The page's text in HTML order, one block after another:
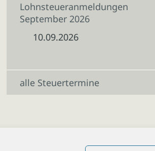
Lohnsteueranmeldungen
September 2026
10.09.2026
alle Steuertermine